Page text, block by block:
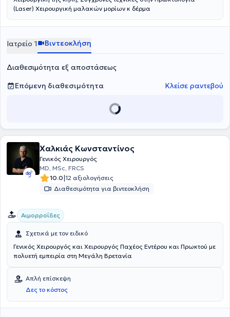
Χειρουργική και στην εκπαίδευση των ειδικευομένων στη Γενική
δημοσιεύσεις στον ελληνικό και διεθνή ιατρικό περιοδικό τύπο.
(Laser) Χειρουργική μαλακών μορίων κ δέρμα
Ιατρείο 1 Βιντεοκλήση
Διαθεσιμότητα εξ αποστάσεως
Επόμενη διαθεσιμότητα
Κλείσε ραντεβού
Χαλκιάς Κωνσταντίνος
Γενικός Χειρουργός
MD, MSc, FRCS
10.0|12 αξιολογήσεις
Διαθεσιμότητα για βιντεοκλήση
Αιμορροΐδες
Σχετικά με τον ειδικό
Γενικός Χειρουργός και Χειρουργός Παχέος Εντέρου και Πρωκτού με
πολυετή εμπειρία στη Μεγάλη Βρετανία
Απλή επίσκεψη
Δες το κόστος